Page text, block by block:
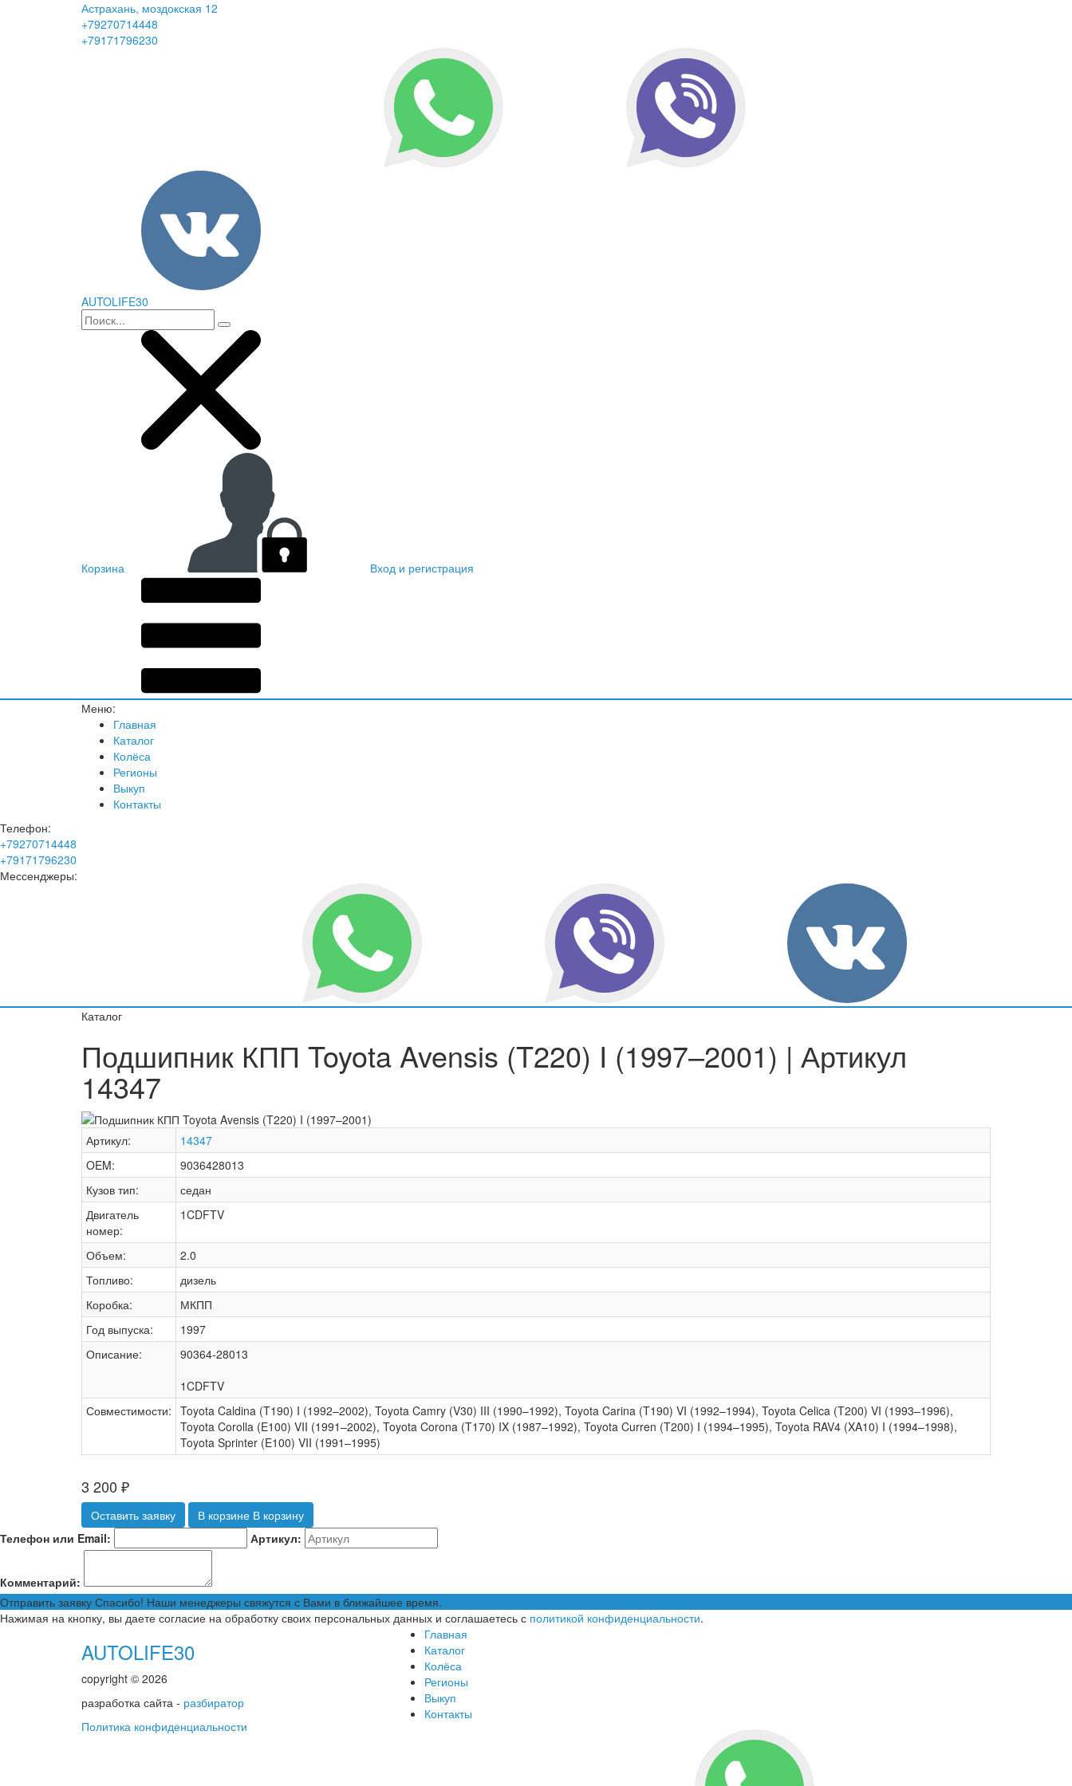
Астрахань, моздокская 12
+79270714448
+79171796230
AUTOLIFE30
Корзина Вход и регистрация
Меню:
Главная
Каталог
Колёса
Регионы
Выкуп
Контакты
Телефон:
+79270714448
+79171796230
Мессенджеры:
Каталог
Подшипник КПП Toyota Avensis (T220) I (1997–2001) | Артикул
14347
Артикул:
14347
OEM:
9036428013
Кузов тип:
седан
Двигатель
номер:
1CDFTV
Объем:
2.0
Топливо:
дизель
Коробка:
МКПП
Год выпуска:
1997
Описание:
90364-28013
1CDFTV
Совместимости: Toyota Caldina (T190) I (1992–2002), Toyota Camry (V30) III (1990–1992), Toyota Carina (T190) VI (1992–1994), Toyota Celica (T200) VI (1993–1996),
Toyota Corolla (E100) VII (1991–2002), Toyota Corona (T170) IX (1987–1992), Toyota Curren (T200) I (1994–1995), Toyota RAV4 (XA10) I (1994–1998),
Toyota Sprinter (E100) VII (1991–1995)
3 200 ₽
Оставить заявку В корзине В корзину
Телефон или Email:
Артикул:
Комментарий:
Отправить заявку Спасибо! Наши менеджеры свяжутся с Вами в ближайшее время.
Нажимая на кнопку, вы даете согласие на обработку своих персональных данных и соглашаетесь с политикой конфиденциальности.
AUTOLIFE30
copyright © 2026
разработка сайта - разбиратор
Политика конфиденциальности
Главная
Каталог
Колёса
Регионы
Выкуп
Контакты